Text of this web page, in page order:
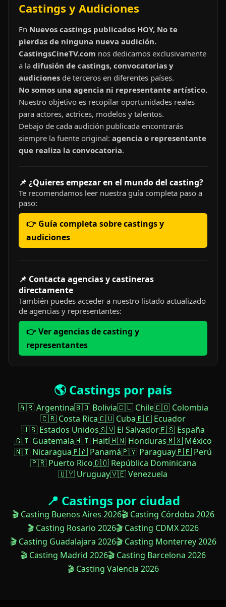
Castings y Audiciones
En Nuevos castings publicados HOY, No te
pierdas de ninguna nueva audición.
CastingsCineTV.com nos dedicamos exclusivamente
a la difusión de castings, convocatorias y
audiciones de terceros en diferentes países.
No somos una agencia ni representante artístico.
Nuestro objetivo es recopilar oportunidades reales
para actores, actrices, modelos y talentos.
Debajo de cada audición publicada encontrarás
siempre la fuente original: agencia o representante
que realiza la convocatoria.
📌 ¿Quieres empezar en el mundo del casting?
Te recomendamos leer nuestra guía completa paso a
paso:
👉 Guía completa sobre castings y
audiciones
📌 Contacta agencias y castineras
directamente
También puedes acceder a nuestro listado actualizado
de agencias y representantes:
👉 Ver agencias de casting y
representantes
🌎 Castings por país
🇦🇷 Argentina🇧🇴 Bolivia🇨🇱 Chile🇨🇴 Colombia
🇨🇷 Costa Rica🇨🇺 Cuba🇪🇨 Ecuador
🇺🇸 Estados Unidos🇸🇻 El Salvador🇪🇸 España
🇬🇹 Guatemala🇭🇹 Haití🇭🇳 Honduras🇲🇽 México
🇳🇮 Nicaragua🇵🇦 Panamá🇵🇾 Paraguay🇵🇪 Perú
🇵🇷 Puerto Rico🇩🇴 República Dominicana
🇺🇾 Uruguay🇻🇪 Venezuela
📍 Castings por ciudad
🎬 Casting Buenos Aires 2026🎬 Casting Córdoba 2026
🎬 Casting Rosario 2026🎬 Casting CDMX 2026
🎬 Casting Guadalajara 2026🎬 Casting Monterrey 2026
🎬 Casting Madrid 2026🎬 Casting Barcelona 2026
🎬 Casting Valencia 2026